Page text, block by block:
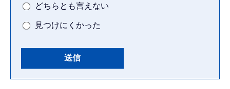
どちらとも言えない
見つけにくかった